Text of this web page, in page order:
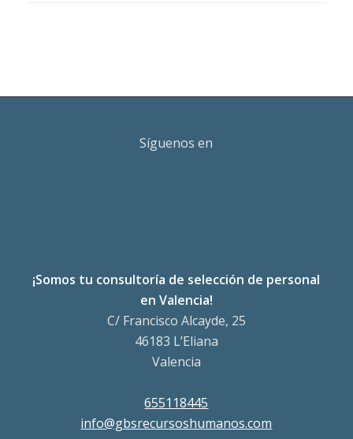
Síguenos en
¡Somos tu consultoría de selección de personal
en Valencia!
C/ Francisco Alcayde, 25
46183 L’Eliana
Valencia
655118445
info@gbsrecursoshumanos.com